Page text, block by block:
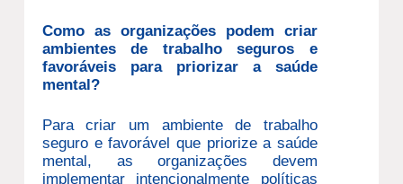
Como as organizações podem criar
ambientes de trabalho seguros e
favoráveis ​​para priorizar a saúde
mental?
Para criar um ambiente de trabalho
seguro e favorável que priorize a saúde
mental, as organizações devem
implementar intencionalmente políticas